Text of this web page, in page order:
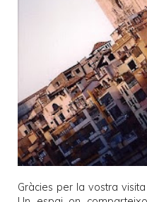
Gràcies per la vostra